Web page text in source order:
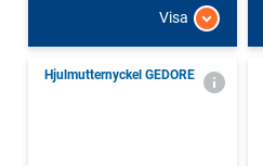
Visa
Hjulmutternyckel GEDORE